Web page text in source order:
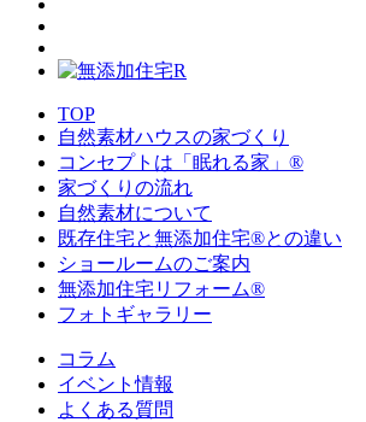
TOP
自然素材ハウスの家づくり
コンセプトは「眠れる家」®
家づくりの流れ
自然素材について
既存住宅と無添加住宅®との違い
ショールームのご案内
無添加住宅リフォーム®
フォトギャラリー
コラム
イベント情報
よくある質問